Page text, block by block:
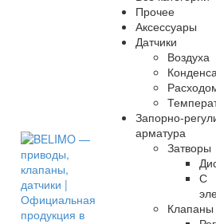
Прочее
Аксессуары
Датчики
Воздуха
Запорно-
арматура
Затворы
С
Клапаны